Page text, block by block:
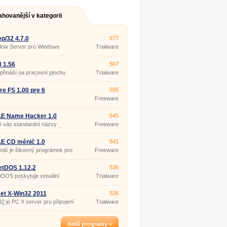
v kategorii
32 4.7.0
Server pro Windows
9X/ME/XP, který lze
na kterých běží UNIX,
IBM AIX, HP-UX, Sun Solaris
operační systém
577
Trialware
1.56
na pracovní plochu
8 zpět tradiční tlačítko a
567
Trialware
FS 1.00 pre 6
555
Freeware
Name Hacker 1.0
vás standardní názvy
ikon, jako je například
panely"? NameHacker
pomůže snadno změnit.
545
Freeware
CD měnič 1.0
je šikovný prográmek pro
a zasouvání CD z
541
Freeware
1.12.2
poskytuje virtuální
umožňující provoz
na kapesních počítačích
SmartPhone se
Windows CE (2.
535
Trialware
X-Win32 2011
je PC X server pro připojení
se systémem Windows k
nebo počítačům s různými
526
Trialware
další programy »